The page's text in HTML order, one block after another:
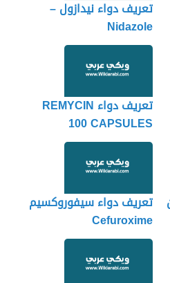
تعريف دواء نيدازول –
Nidazole
تعريف دواء REMYCIN
100 CAPSULES
تعريف دواء سيفوروكسيم
Cefuroxime